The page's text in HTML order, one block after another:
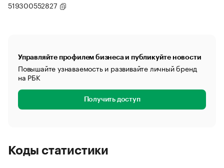
519300552827
Управляйте профилем бизнеса и публикуйте новости
Повышайте узнаваемость и развивайте личный бренд
на РБК
Получить доступ
Коды статистики